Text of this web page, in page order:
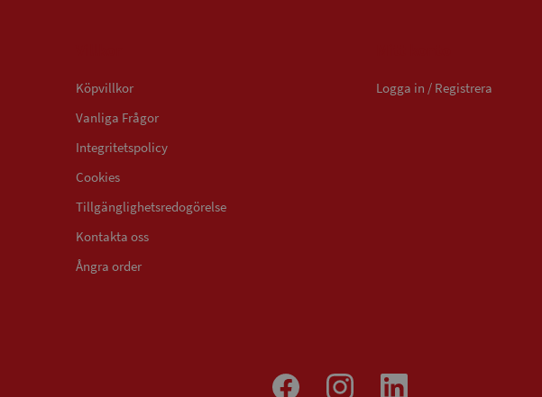
Köpvillkor
Vanliga Frågor
Integritetspolicy
Cookies
Tillgänglighetsredogörelse
Kontakta oss
Ångra order
Logga in / Registrera